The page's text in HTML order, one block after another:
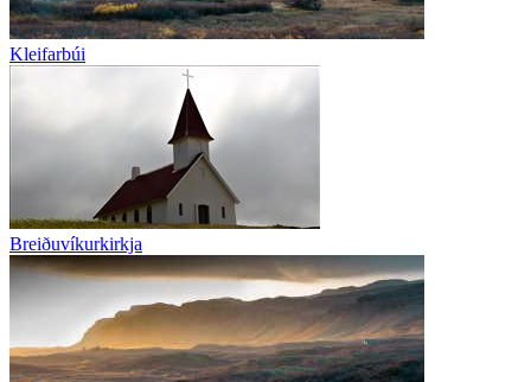
Kleifarbúi
Breiðuvíkurkirkja